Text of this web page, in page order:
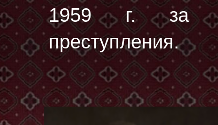
1959 г. за
преступления.